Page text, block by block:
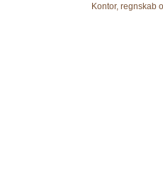
Kontor, regnskab